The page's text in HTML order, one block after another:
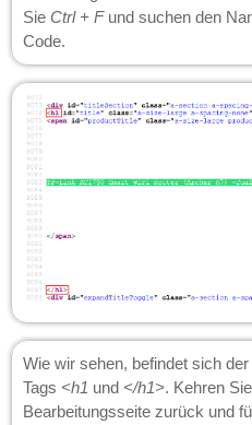
Sie Ctrl + Fund suchen den
Code.
Wie wir sehen, befindet sich
Tags <h1 und </h1>. Kehren
Bearbeitungsseite zurück und